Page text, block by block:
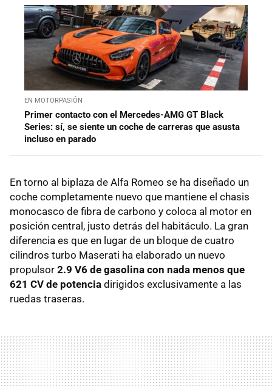
EN MOTORPASIÓN
Primer contacto con el Mercedes-AMG GT Black
Series: sí, se siente un coche de carreras que asusta
incluso en parado
En torno al biplaza de Alfa Romeo se ha diseñado un
coche completamente nuevo que mantiene el chasis
monocasco de fibra de carbono y coloca al motor en
posición central, justo detrás del habitáculo. La gran
diferencia es que en lugar de un bloque de cuatro
cilindros turbo Maserati ha elaborado un nuevo
propulsor 2.9 V6 de gasolina con nada menos que
621 CV de potencia dirigidos exclusivamente a las
ruedas traseras.